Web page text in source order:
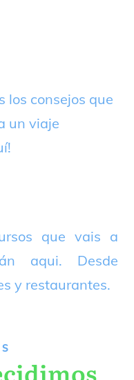
los consejos que
un viaje
que vais a
aqui. Desde
y restaurantes.